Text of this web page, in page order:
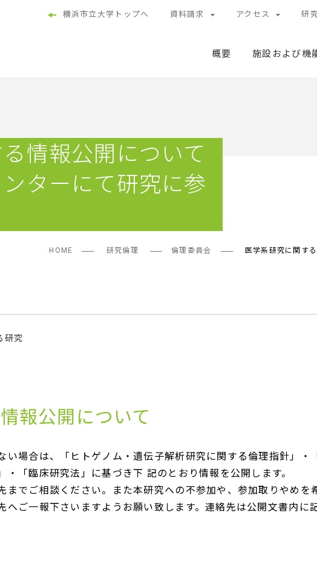
横浜市立大学トップへ 資料請求 アクセス 研
概要 施設および機
情報公開について
ンターにて研究に参
HOME 研究倫理 倫理委員会 医学系研究に関す
研究
報公開について
い場合は、「ヒトゲノム・遺伝子解析研究に関する倫理指針」・
・「臨床研究法」に基づき下 記のとおり情報を公開します。
までご相談ください。また本研究への不参加や、参加取りやめを
へご一報下さいますようお願い致します。連絡先は公開文書内に
医学部
安全委